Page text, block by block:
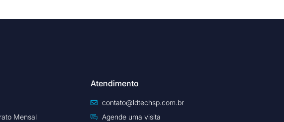
Mensal
Atendimento
contato@ldtechsp.com.br
Agende uma visita